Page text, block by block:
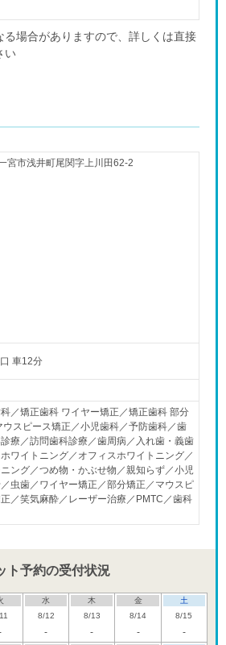
場合がありますので、詳しくは直接
い
宮市浅井町尾関字上川田62-2
車12分
／矯正歯科 ワイヤー矯正／矯正歯科 部分
スピース矯正／小児歯科／予防歯科／歯
療／訪問歯科診療／歯周病／入れ歯・義歯
ワイトニング／オフィスホワイトニング／
ング／つめ物・かぶせ物／親知らず／小児
虫歯／ワイヤー矯正／部分矯正／マウスピ
／笑気麻酔／レーザー治療／PMTC／歯科
ト予約の受付状況
水
8/12
-
木
8/13
-
金
8/14
-
土
8/15
-